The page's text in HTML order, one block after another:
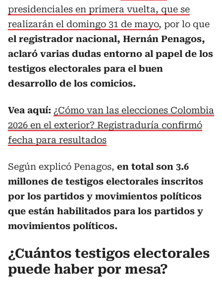
presidenciales en primera vuelta, que se
realizarán el domingo 31 de mayo, por lo que
el registrador nacional, Hernán Penagos,
aclaró varias dudas entorno al papel de los
testigos electorales para el buen
desarrollo de los comicios.
Vea aquí: ¿Cómo van las elecciones Colombia
2026 en el exterior? Registraduría confirmó
fecha para resultados
Según explicó Penagos, en total son 3.6
millones de testigos electorales inscritos
por los partidos y movimientos políticos
que están habilitados para los partidos y
movimientos políticos.
¿Cuántos testigos electorales
puede haber por mesa?